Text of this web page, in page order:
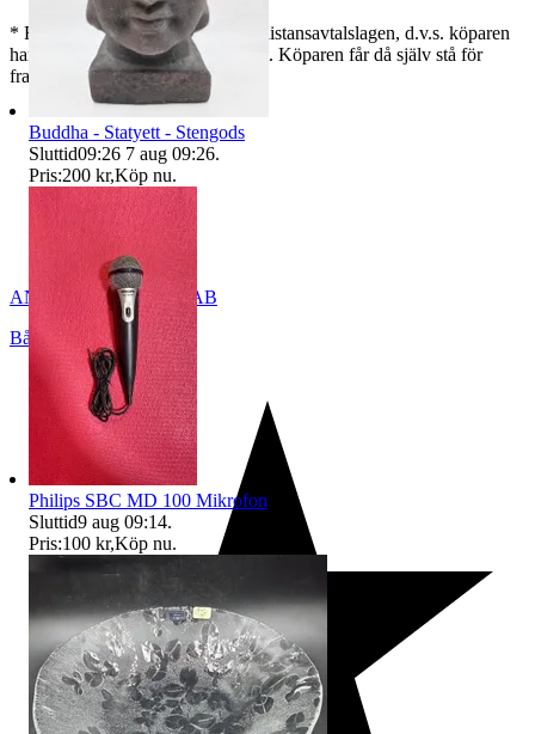
* För varor köpta via nätet gäller distansavtalslagen, d.v.s. köparen
har 2 veckor på sig att ångra köpet. Köparen får då själv stå för
frakten.
ANTIQUS_BÅLSTA_AB
Bålsta
, Sverige
Buddha - Statyett - Stengods
Sluttid09:26 7 aug 09:26.
Pris:200 kr,Köp nu.
Philips SBC MD 100 Mikrofon
Sluttid9 aug 09:14.
Pris:100 kr,Köp nu.